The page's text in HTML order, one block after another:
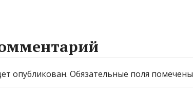
опубликован. Обязательные поля помечены